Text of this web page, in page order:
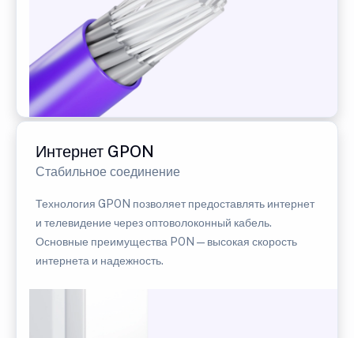
Интернет GPON
Стабильное соединение
Технология GPON позволяет предоставлять интернет
и телевидение через оптоволоконный кабель.
Основные преимущества PON — высокая скорость
интернета и надежность.